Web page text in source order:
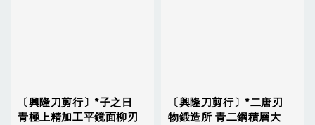
〔興隆刀剪行〕*子之日
青極上精加工平鏡面柳刃
〔興隆刀剪行〕*二唐刃
物鍛造所 青二鋼積層大